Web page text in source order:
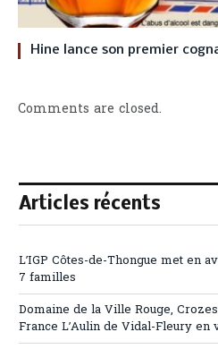
Hine lance son premier
Comments are closed.
Articles récents
L’IGP Côtes-de-Thongue met en
7 familles
Domaine de la Ville Rouge,
France L’Aulin de Vidal-Fleury en